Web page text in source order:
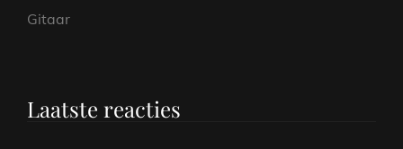
Gitaar
Laatste reacties